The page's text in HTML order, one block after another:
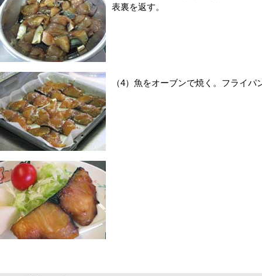
表裏を返す。
（4）魚をオーブンで焼く。フライパ